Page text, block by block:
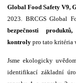
Global Food Safety V9,
2023. BRCGS Global
bezpečnosti
kontroly pro tato kritéria
Jsme ekologicky
identifikací základní